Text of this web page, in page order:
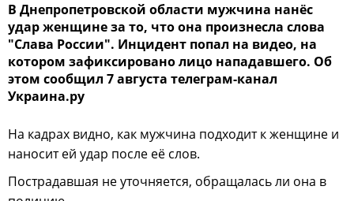
В Днепропетровской области мужчина нанёс
удар женщине за то, что она произнесла слова
"Слава России". Инцидент попал на видео, на
котором зафиксировано лицо нападавшего. Об
этом сообщил 7 августа телеграм-канал
Украина.ру
На кадрах видно, как мужчина подходит к женщине и
наносит ей удар после её слов.
Пострадавшая не уточняется, обращалась ли она в